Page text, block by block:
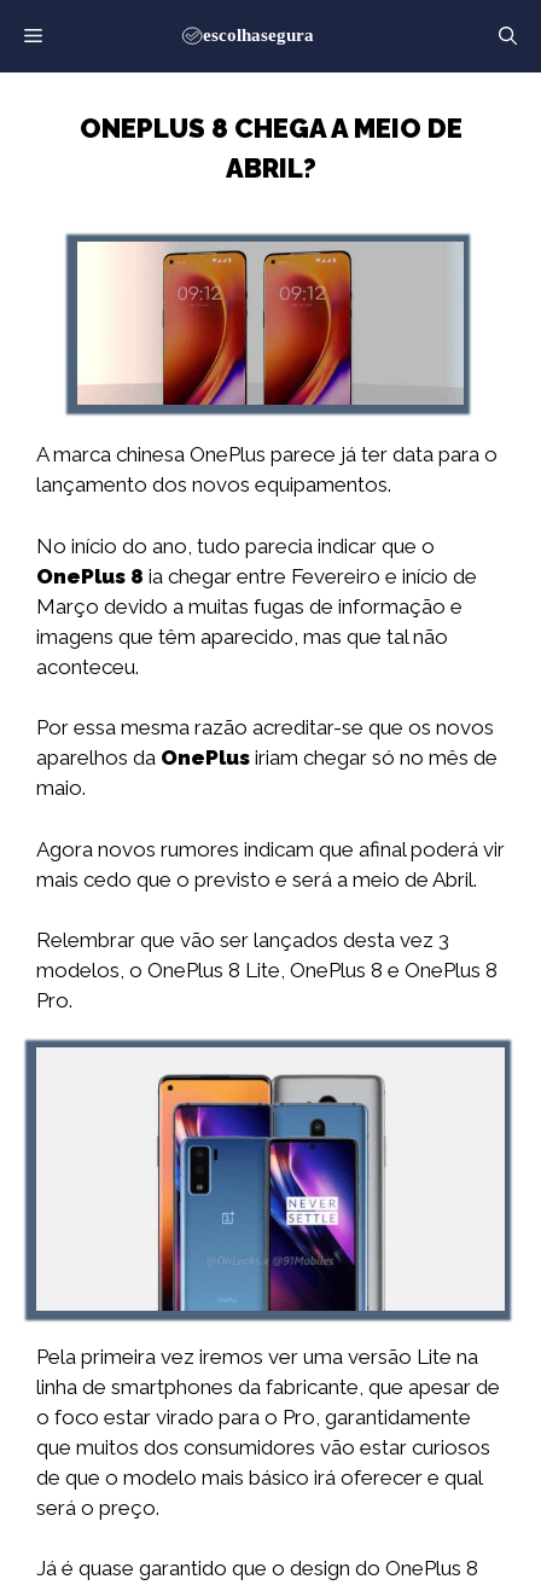
para
o
ONEPLUS 8 CHEGA A MEIO DE
ABRIL?
A marca chinesa OnePlus parece já ter data para o
lançamento dos novos equipamentos.
No início do ano, tudo parecia indicar que o
OnePlus 8 ia chegar entre Fevereiro e início de
Março devido a muitas fugas de informação e
imagens que têm aparecido, mas que tal não
aconteceu.
Por essa mesma razão acreditar-se que os novos
aparelhos da OnePlus iriam chegar só no mês de
maio.
Agora novos rumores indicam que afinal poderá vir
mais cedo que o previsto e será a meio de Abril.
Relembrar que vão ser lançados desta vez 3
modelos, o OnePlus 8 Lite, OnePlus 8 e OnePlus 8
Pro.
Pela primeira vez iremos ver uma versão Lite na
linha de smartphones da fabricante, que apesar de
o foco estar virado para o Pro, garantidamente
que muitos dos consumidores vão estar curiosos
de que o modelo mais básico irá oferecer e qual
será o preço.
Já é quase garantido que o design do OnePlus 8